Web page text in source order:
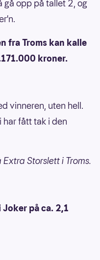
gå opp på tallet 2, og
fra Troms kan kalle
kroner.
vinneren, uten hell.
har fått tak i den
Storslett i Troms.
på ca. 2,1